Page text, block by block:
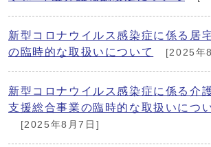
新型コロナウイルス感染症に係る居
の臨時的な取扱いについて
[2025年
新型コロナウイルス感染症に係る介
支援総合事業の臨時的な取扱いにつ
[2025年8月7日]